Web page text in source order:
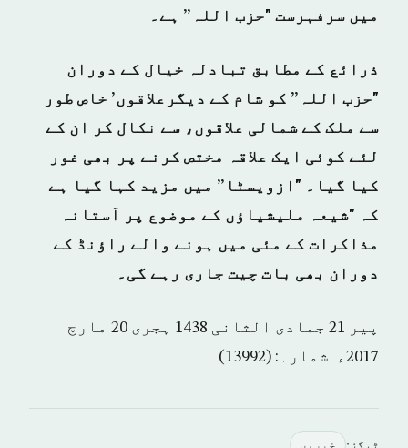
میں سرفہرست "حزب اللہ” ہے۔
ذرائع کے مطابق تبادلہ خیال کے دوران
"حزب اللہ” کو شام کے دیگرعلاقوں’ خاص طور
سے ملک کے شمالی علاقوں، سے نکال کر ان کے
لئے کوئی ایک علاقہ مختص کرنے پر بھی غور
کیا گیا۔ "ازویسٹا” میں مزید کہا گیا ہے
کہ "شیعہ ملیشیاؤں کے موضوع پر آستانہ
مذاکرات کے مئی میں ہونے والے راؤنڈ کے
دوران بھی بات چیت جاری رہے گی۔
پیر 21 جمادى الثانی 1438 ہجری­ 20 مارچ
2017ء شمارہ: (13992)
خبريں